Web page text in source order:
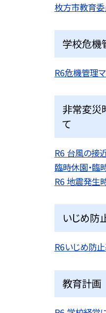
枚方市教育
学校危機
R6危機管理
非常変災
て
R6 台風の接
臨時休園・臨
R6 地震発生
いじめ防
R6いじめ防
教育計画